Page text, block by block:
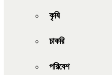
কৃষি
চাকরি
পরিবেশ